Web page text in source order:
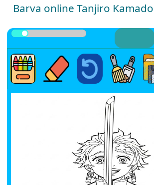
Barva online Tanjiro Kamado